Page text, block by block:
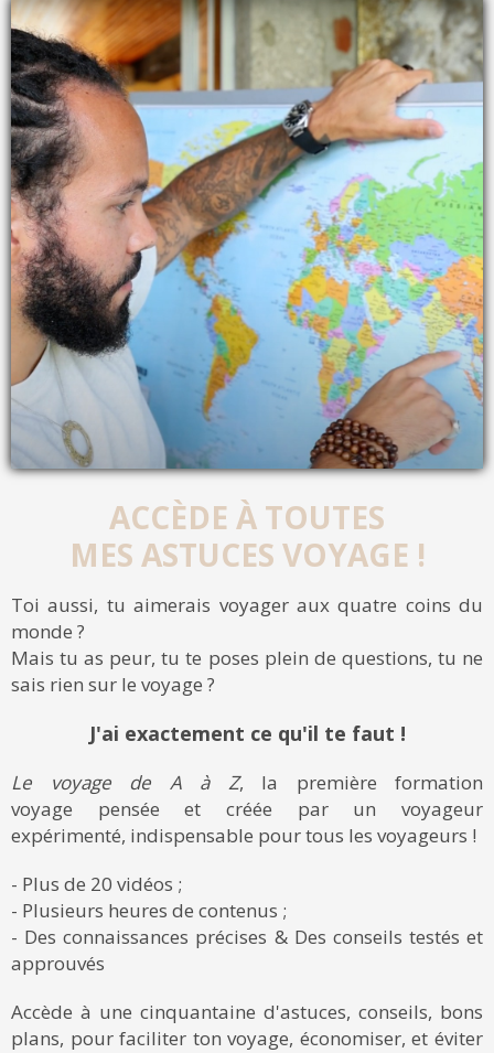
ACCÈDE À TOUTES
MES ASTUCES VOYAGE !
Toi aussi, tu aimerais voyager aux quatre coins du
monde ?
Mais tu as peur, tu te poses plein de questions, tu ne
sais rien sur le voyage ?
J'ai exactement ce qu'il te faut !
Le voyage de A à Z, la première formation
voyage pensée et créée par un voyageur
expérimenté, indispensable pour tous les voyageurs !
- Plus de 20 vidéos ;
- Plusieurs heures de contenus ;
- Des connaissances précises & Des conseils testés et
approuvés
Accède à une cinquantaine d'astuces, conseils, bons
plans, pour faciliter ton voyage, économiser, et éviter